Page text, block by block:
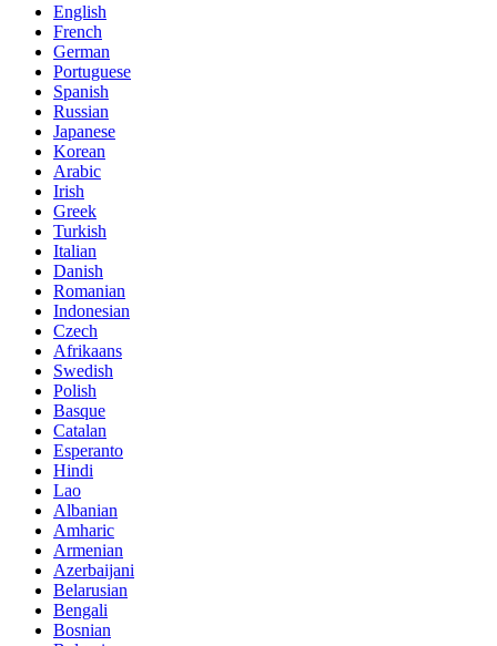
English
French
German
Portuguese
Spanish
Russian
Japanese
Korean
Arabic
Irish
Greek
Turkish
Italian
Danish
Romanian
Indonesian
Czech
Afrikaans
Swedish
Polish
Basque
Catalan
Esperanto
Hindi
Lao
Albanian
Amharic
Armenian
Azerbaijani
Belarusian
Bengali
Bosnian